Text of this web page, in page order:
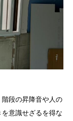
段の昇降音や人の
意識せざるを得な